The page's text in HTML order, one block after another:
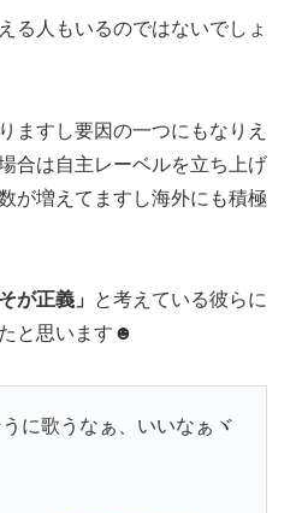
る人もいるのではないでしょ
ますし要因の一つにもなりえ
合は自主レーベルを立ち上げ
が増えてますし海外にも積極
が正義」
と考えている彼らに
と思います☻
に歌うなぁ、いいなぁヾ